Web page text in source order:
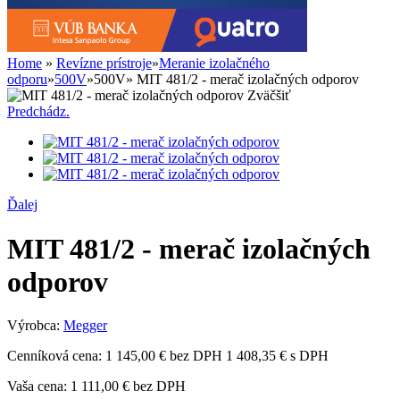
Home » Revízne prístroje»Meranie izolačného
odporu»500V»500V» MIT 481/2 - merač izolačných odporov
Zväčšiť
Predchádz.
Ďalej
MIT 481/2 - merač izolačných
odporov
Výrobca: Megger
Cenníková cena: 1 145,00 € bez DPH 1 408,35 € s DPH
Vaša cena: 1 111,00 € bez DPH